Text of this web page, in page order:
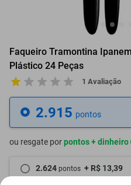
Faqueiro Tramontina
Plástico 24 Peças
1 Avaliação
2.915 pontos
ou resgate porpontos + dinheiro
2.624 pontos + R$ 13,39